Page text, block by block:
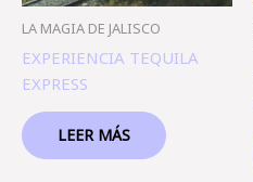
LA MAGIA DE JALISCO
EXPERIENCIA TEQUILA
EXPRESS
LEER MÁS